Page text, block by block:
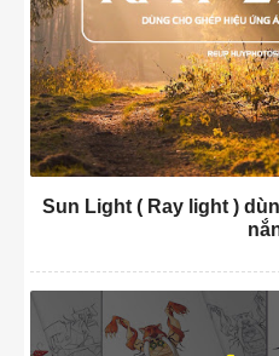
Sun Light ( Ray light )